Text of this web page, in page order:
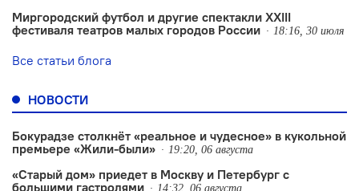
Миргородский футбол и другие спектакли XXIII
фестиваля театров малых городов России
18:16, 30 июля
Все статьи блога
НОВОСТИ
Бокурадзе столкнëт «реальное и чудесное» в кукольной
премьере «Жили-были»
19:20, 06 августа
«Старый дом» приедет в Москву и Петербург с
большими гастролями
14:32, 06 августа